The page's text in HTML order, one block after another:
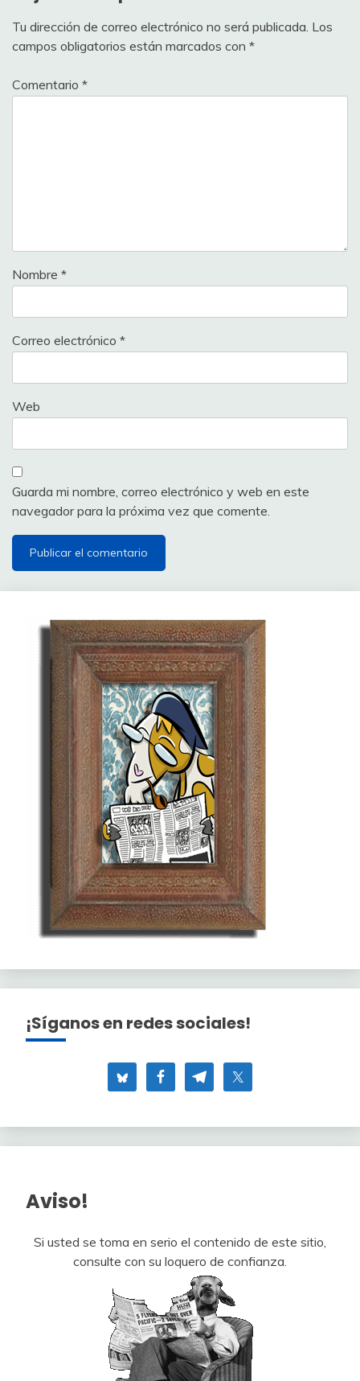
Tu dirección de correo electrónico no será publicada. Los
campos obligatorios están marcados con *
Comentario *
Nombre *
Correo electrónico *
Web
Guarda mi nombre, correo electrónico y web en este
navegador para la próxima vez que comente.
¡Síganos en redes sociales!
Aviso!
Si usted se toma en serio el contenido de este sitio,
consulte con su loquero de confianza.